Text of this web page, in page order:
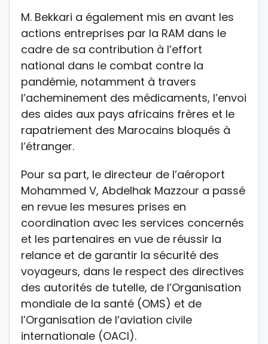
M. Bekkari a également mis en avant les
actions entreprises par la RAM dans le
cadre de sa contribution à l’effort
national dans le combat contre la
pandémie, notamment à travers
l’acheminement des médicaments, l’envoi
des aides aux pays africains frères et le
rapatriement des Marocains bloqués à
l’étranger.
Pour sa part, le directeur de l’aéroport
Mohammed V, Abdelhak Mazzour a passé
en revue les mesures prises en
coordination avec les services concernés
et les partenaires en vue de réussir la
relance et de garantir la sécurité des
voyageurs, dans le respect des directives
des autorités de tutelle, de l’Organisation
mondiale de la santé (OMS) et de
l’Organisation de l’aviation civile
internationale (OACI).